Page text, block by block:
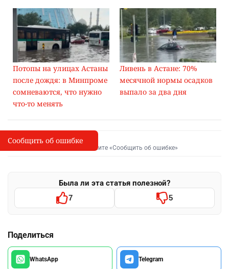
Потопы на улицах Астаны
после дождя: в Минпроме
сомневаются, что нужно
что-то менять
Ливень в Астане: 70%
месячной нормы осадков
выпало за два дня
I
Сообщить об опечатке
Выделите фрагмент и нажмите «Сообщить об ошибке»
Была ли эта статья полезной?
7 5
Поделиться
WhatsApp Telegram
Сообщить об ошибке